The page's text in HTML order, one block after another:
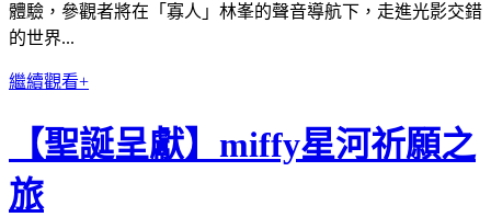
體驗，參觀者將在「寡人」林峯的聲音導航下，走進光影交錯
的世界...
繼續觀看+
【聖誕呈獻】miffy星河祈願之
旅